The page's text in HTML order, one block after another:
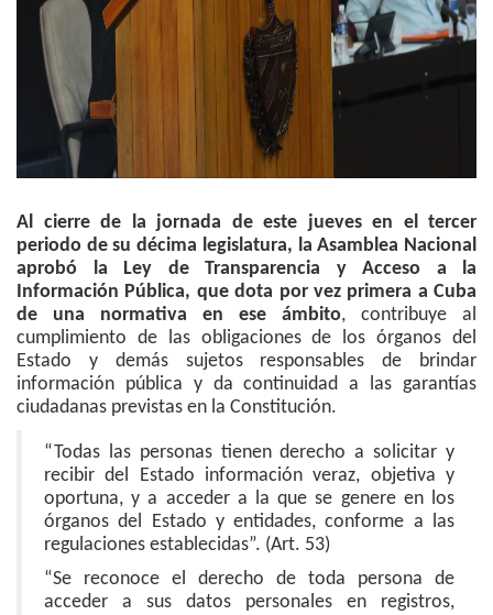
Al cierre de la jornada de este jueves en el tercer
periodo de su décima legislatura, la Asamblea Nacional
aprobó la Ley de Transparencia y Acceso a la
Información Pública, que dota por vez primera a Cuba
de una normativa en ese ámbito, contribuye al
cumplimiento de las obligaciones de los órganos del
Estado y demás sujetos responsables de brindar
información pública y da continuidad a las garantías
ciudadanas previstas en la Constitución.
“Todas las personas tienen derecho a solicitar y
recibir del Estado información veraz, objetiva y
oportuna, y a acceder a la que se genere en los
órganos del Estado y entidades, conforme a las
regulaciones establecidas”. (Art. 53)
“Se reconoce el derecho de toda persona de
acceder a sus datos personales en registros,